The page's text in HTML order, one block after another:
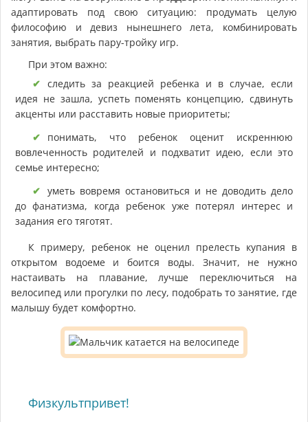
адаптировать под свою ситуацию: продумать целую
философию и девиз нынешнего лета, комбинировать
занятия, выбрать пару-тройку игр.
При этом важно:
следить за реакцией ребенка и в случае, если
идея не зашла, успеть поменять концепцию, сдвинуть
акценты или расставить новые приоритеты;
понимать, что ребенок оценит искреннюю
вовлеченность родителей и подхватит идею, если это
семье интересно;
уметь вовремя остановиться и не доводить дело
до фанатизма, когда ребенок уже потерял интерес и
задания его тяготят.
К примеру, ребенок не оценил прелесть купания в
открытом водоеме и боится воды. Значит, не нужно
настаивать на плавание, лучше переключиться на
велосипед или прогулки по лесу, подобрать то занятие, где
малышу будет комфортно.
Физкультпривет!